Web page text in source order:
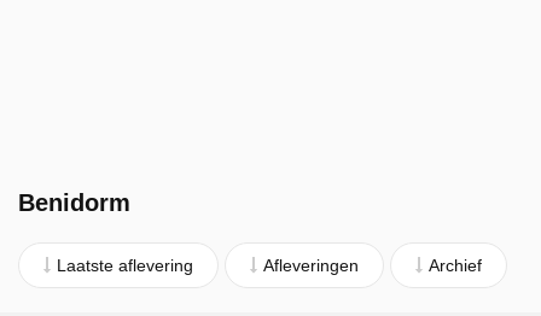
Benidorm
Laatste aflevering Afleveringen Archief